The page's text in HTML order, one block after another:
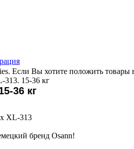
Если Вы хотите положить
313. 15-36 кг
36 кг
XL-313
бренд Osann!